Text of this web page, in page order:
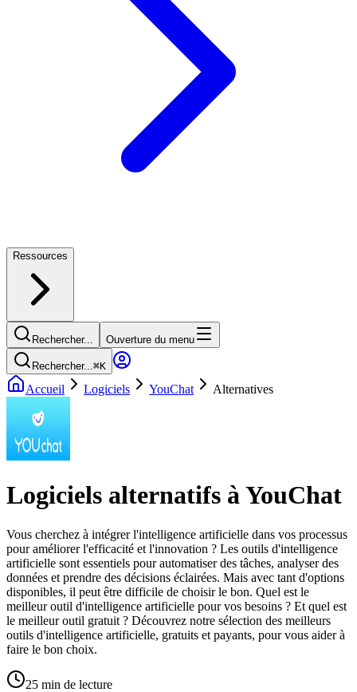
Ressources
Rechercher... Ouverture du menu
Rechercher...⌘K
Accueil Logiciels YouChat Alternatives
Logiciels alternatifs à YouChat
Vous cherchez à intégrer l'intelligence artificielle dans vos processus
pour améliorer l'efficacité et l'innovation ? Les outils d'intelligence
artificielle sont essentiels pour automatiser des tâches, analyser des
données et prendre des décisions éclairées. Mais avec tant d'options
disponibles, il peut être difficile de choisir le bon. Quel est le
meilleur outil d'intelligence artificielle pour vos besoins ? Et quel est
le meilleur outil gratuit ? Découvrez notre sélection des meilleurs
outils d'intelligence artificielle, gratuits et payants, pour vous aider à
faire le bon choix.
25 min de lecture